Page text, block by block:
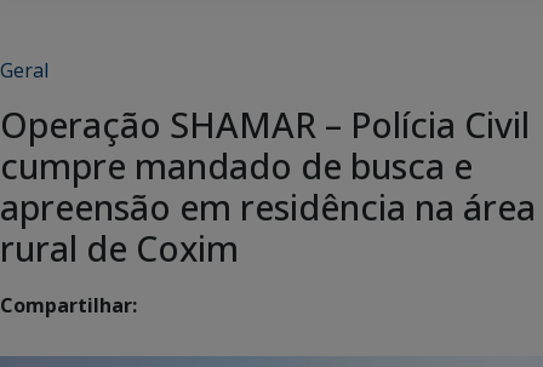
Geral
Operação SHAMAR – Polícia Civil
cumpre mandado de busca e
apreensão em residência na área
rural de Coxim
Compartilhar: